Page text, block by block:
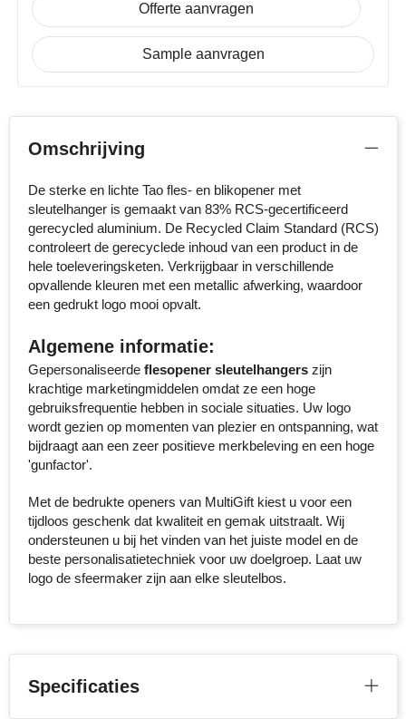
Sophie Muval
Stanley
STORMaxi
Swiss Peak
TACX
The One Towelling
Thule
Toppoint
Victorinox
Vinga
Waterman
Offerte aanvragen
Sample aanvragen
Omschrijving
De sterke en lichte Tao fles- en blikopener met
sleutelhanger is gemaakt van 83% RCS-gecertificeerd
gerecycled aluminium. De Recycled Claim Standard (RCS)
controleert de gerecyclede inhoud van een product in de
hele toeleveringsketen. Verkrijgbaar in verschillende
opvallende kleuren met een metallic afwerking, waardoor
een gedrukt logo mooi opvalt.
Algemene informatie:
Gepersonaliseerde flesopener sleutelhangerszijn
krachtige marketingmiddelen omdat ze een hoge
gebruiksfrequentie hebben in sociale situaties. Uw logo
wordt gezien op momenten van plezier en ontspanning, wat
bijdraagt aan een zeer positieve merkbeleving en een hoge
'gunfactor'.
Met de bedrukte openers van MultiGift kiest u voor een
tijdloos geschenk dat kwaliteit en gemak uitstraalt. Wij
ondersteunen u bij het vinden van het juiste model en de
beste personalisatietechniek voor uw doelgroep. Laat uw
logo de sfeermaker zijn aan elke sleutelbos.
Specificaties